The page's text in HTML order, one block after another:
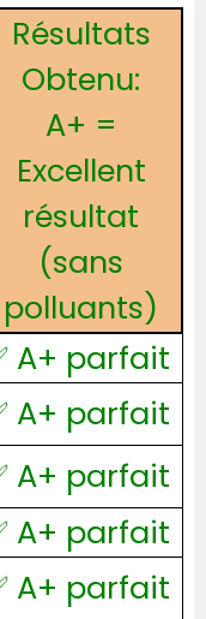
Résultats
Obtenu:
A+ =
Excellent
résultat
(sans
polluants)
A+ parfait
A+ parfait
A+ parfait
A+ parfait
A+ parfait